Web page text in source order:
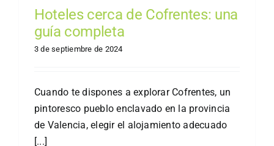
Hoteles cerca de Cofrentes: una
guía completa
3 de septiembre de 2024
Cuando te dispones a explorar Cofrentes, un
pintoresco pueblo enclavado en la provincia
de Valencia, elegir el alojamiento adecuado
[...]